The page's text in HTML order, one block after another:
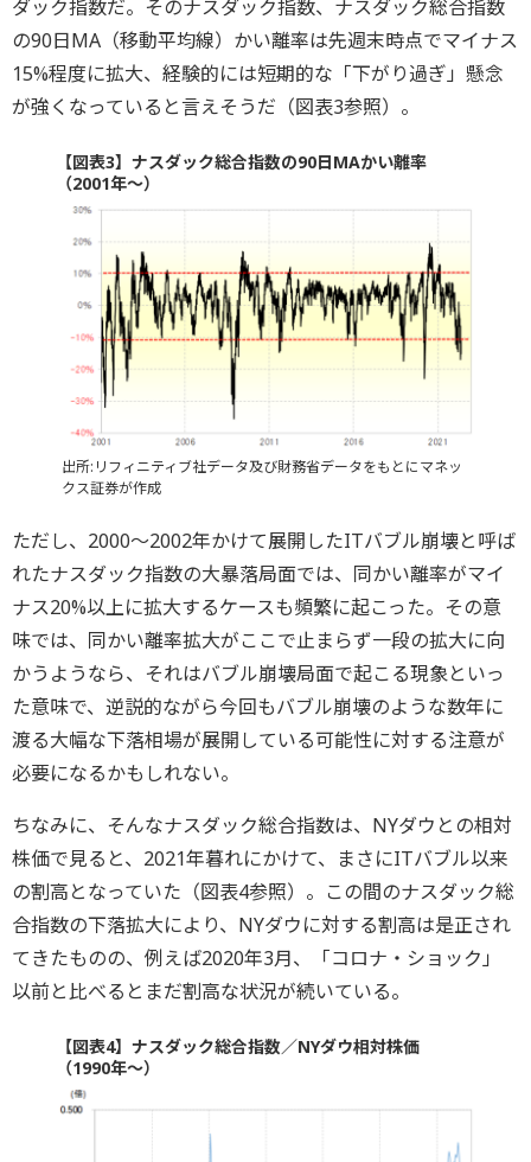
ダック指数だ。そのナスダック指数、ナスダック総合指数
の90日MA（移動平均線）かい離率は先週末時点でマイナス
15%程度に拡大、経験的には短期的な「下がり過ぎ」懸念
が強くなっていると言えそうだ（図表3参照）。
【図表3】ナスダック総合指数の90日MAかい離率
（2001年～）
出所:リフィニティブ社データ及び財務省データをもとにマネッ
クス証券が作成
ただし、2000～2002年かけて展開したITバブル崩壊と呼ば
れたナスダック指数の大暴落局面では、同かい離率がマイ
ナス20%以上に拡大するケースも頻繁に起こった。その意
味では、同かい離率拡大がここで止まらず一段の拡大に向
かうようなら、それはバブル崩壊局面で起こる現象といっ
た意味で、逆説的ながら今回もバブル崩壊のような数年に
渡る大幅な下落相場が展開している可能性に対する注意が
必要になるかもしれない。
ちなみに、そんなナスダック総合指数は、NYダウとの相対
株価で見ると、2021年暮れにかけて、まさにITバブル以来
の割高となっていた（図表4参照）。この間のナスダック総
合指数の下落拡大により、NYダウに対する割高は是正され
てきたものの、例えば2020年3月、「コロナ・ショック」
以前と比べるとまだ割高な状況が続いている。
【図表4】ナスダック総合指数／NYダウ相対株価
（1990年～）